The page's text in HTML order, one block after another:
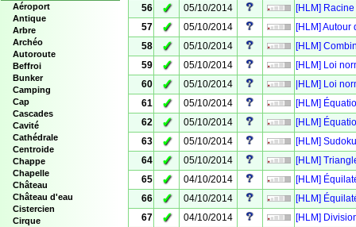
Aéroport
Antique
Arbre
Archéo
Autoroute
Beffroi
Bunker
Camping
Cap
Cascades
Cavité
Cathédrale
Centroide
Chappe
Chapelle
Château
Château d'eau
Cistercien
Cirque
56
✓ 05/10/2014
[HLM]
57
✓ 05/10/2014
[HLM] Autour
58
✓ 05/10/2014
[HLM]
59
✓ 05/10/2014
[HLM] Loi
60
✓ 05/10/2014
|HLM] Loi
61
✓ 05/10/2014
[HLM]
62
✓ 05/10/2014
[HLM]
63
✓ 05/10/2014
[HLM]
64
✓ 05/10/2014
[HLM]
65
✓ 04/10/2014
[HLM]
66
✓ 04/10/2014
[HLM]
67
✓ 04/10/2014
[HLM]